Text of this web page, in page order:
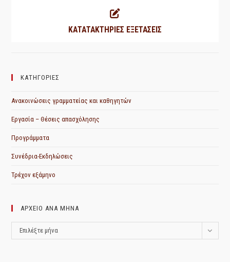
ΚΑΤΑΤΑΚΤΗΡΙΕΣ ΕΞΕΤΑΣΕΙΣ
ΚΑΤΗΓΟΡΙΕΣ
Ανακοινώσεις γραμματείας και καθηγητών
Εργασία – Θέσεις απασχόλησης
Προγράμματα
Συνέδρια-Εκδηλώσεις
Τρέχον εξάμηνο
ΑΡΧΕΙΟ ΑΝΑ ΜΗΝΑ
ΑΡΧΕΙΟ
ΑΝΑ
Επιλέξτε μήνα